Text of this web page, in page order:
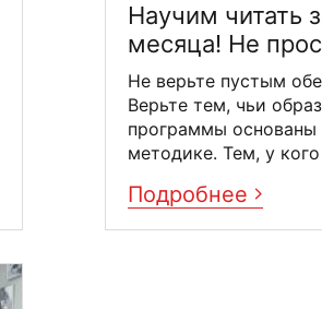
Научим читать
месяца! Не
читать, но
понимать,
прочитанное
Не верьте пустым
Верьте тем, чьи
программы основаны
методике. Тем, у кого
Подробнее